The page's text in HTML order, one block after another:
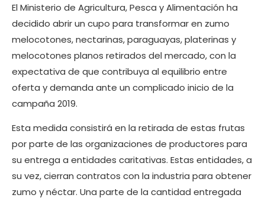
El Ministerio de Agricultura, Pesca y Alimentación ha
decidido abrir un cupo para transformar en zumo
melocotones, nectarinas, paraguayas, platerinas y
melocotones planos retirados del mercado, con la
expectativa de que contribuya al equilibrio entre
oferta y demanda ante un complicado inicio de la
campaña 2019.
Esta medida consistirá en la retirada de estas frutas
por parte de las organizaciones de productores para
su entrega a entidades caritativas. Estas entidades, a
su vez, cierran contratos con la industria para obtener
zumo y néctar. Una parte de la cantidad entregada